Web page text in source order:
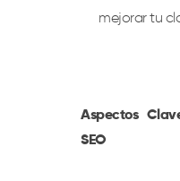
mejorar tu
Aspectos
SEO